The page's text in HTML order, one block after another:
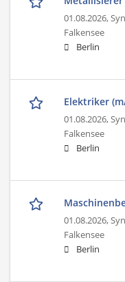
01.08.2026,
Falkensee
Berlin
Elektriker
01.08.2026,
Falkensee
Berlin
01.08.2026,
Falkensee
Berlin